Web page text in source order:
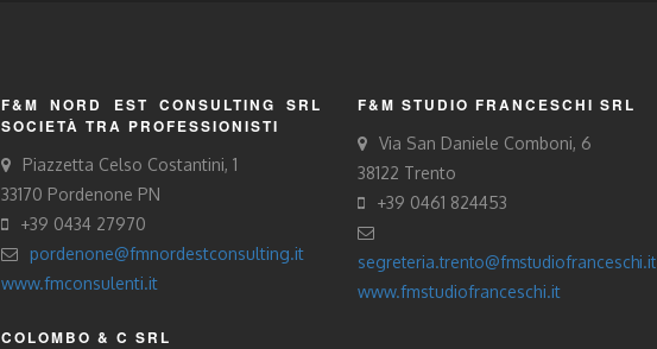
F&M NORD EST CONSULTING SRL
SOCIETÀ TRA PROFESSIONISTI
Piazzetta Celso Costantini, 1
33170 Pordenone PN
+39 0434 27970
pordenone@fmnordestconsulting.it
www.fmconsulenti.it
COLOMBO & C SRL
F&M STUDIO FRANCESCHI SRL
Via San Daniele Comboni, 6
38122 Trento
+39 0461 824453
segreteria.trento@fmstudiofranceschi.it
www.fmstudiofranceschi.it